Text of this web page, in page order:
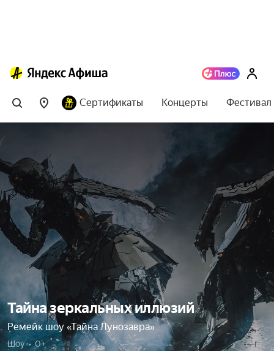
Сертификаты Концерты
Тайна зеркальных иллюзий
Ремейк шоу «Тайна Лунозавра»
Шоу  •  0+